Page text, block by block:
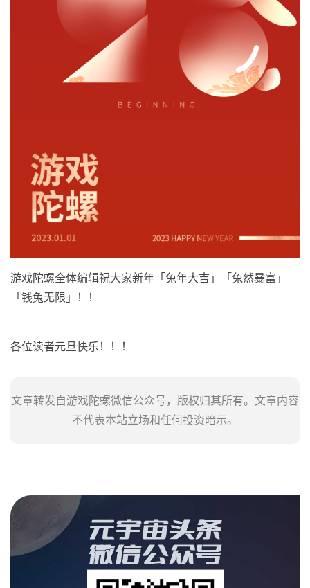
游戏陀螺全体编辑祝大家新年「兔年大吉」「兔然暴富」
「钱兔无限」！！
各位读者元旦快乐！！！
文章转发自游戏陀螺微信公众号，版权归其所有。文章内容
不代表本站立场和任何投资暗示。